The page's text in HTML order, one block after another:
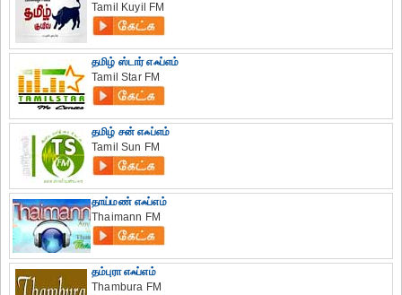
Tamil Kuyil FM
தமிழ் ஸ்டார் எஃப்எம்
Tamil Star FM
தமிழ் சன் எஃப்எம்
Tamil Sun FM
தாய்மண் எஃப்எம்
Thaimann FM
தம்புரா எஃப்எம்
Thambura FM